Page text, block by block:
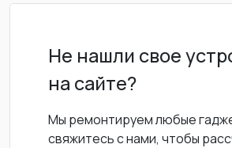
Не нашли свое
на сайте?
Мы ремонтируем любые
свяжитесь с нами, чтобы